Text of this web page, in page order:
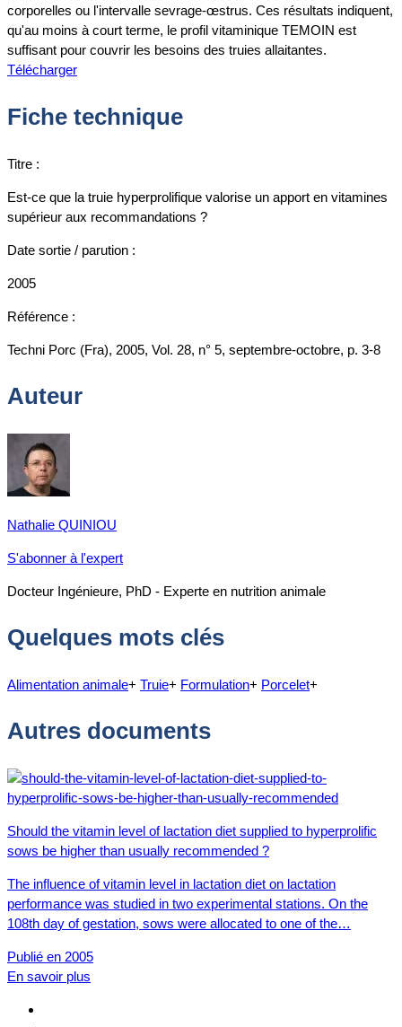
corporelles ou l'intervalle sevrage-œstrus. Ces résultats indiquent,
qu'au moins à court terme, le profil vitaminique TEMOIN est
suffisant pour couvrir les besoins des truies allaitantes.
Télécharger
Fiche technique
Titre :
Est-ce que la truie hyperprolifique valorise un apport en vitamines
supérieur aux recommandations ?
Date sortie / parution :
2005
Référence :
Techni Porc (Fra), 2005, Vol. 28, n° 5, septembre-octobre, p. 3-8
Auteur
Nathalie QUINIOU
S'abonner à l'expert
Docteur Ingénieure, PhD - Experte en nutrition animale
Quelques mots clés
Alimentation animale+ Truie+ Formulation+ Porcelet+
Autres documents
Should the vitamin level of lactation diet supplied to hyperprolific
sows be higher than usually recommended ?
The influence of vitamin level in lactation diet on lactation
performance was studied in two experimental stations. On the
108th day of gestation, sows were allocated to one of the…
Publié en 2005
En savoir plus